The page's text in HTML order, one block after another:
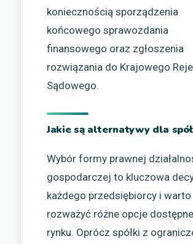
koniecznością sporządzenia
końcowego sprawozdania
finansowego oraz zgłoszenia
rozwiązania do Krajowego
Sądowego.
Jakie są alternatywy dla
Wybór formy prawnej
gospodarczej to kluczowa
każdego przedsiębiorcy i warto
rozważyć różne opcje
rynku. Oprócz spółki z